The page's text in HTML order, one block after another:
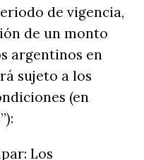
de vigencia,
de un monto
argentinos en
sujeto a los
(en
Los